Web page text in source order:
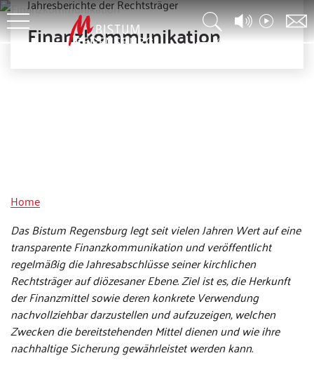
Jahresberichte der Rechtsträger
Finanzkommunikation© Bistum Regensburg
Home
Das Bistum Regensburg legt seit vielen Jahren Wert auf eine
transparente Finanzkommunikation und veröffentlicht
regelmäßig die Jahresabschlüsse seiner kirchlichen
Rechtsträger auf diözesaner Ebene. Ziel ist es, die Herkunft
der Finanzmittel sowie deren konkrete Verwendung
nachvollziehbar darzustellen und aufzuzeigen, welchen
Zwecken die bereitstehenden Mittel dienen und wie ihre
nachhaltige Sicherung gewährleistet werden kann.